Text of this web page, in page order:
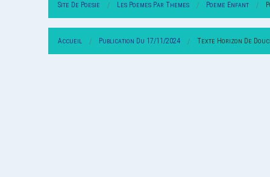
Site De Poesie Les Poemes Par Themes Poeme Enfant
Accueil Publication Du 17/11/2024 Texte Horizon De